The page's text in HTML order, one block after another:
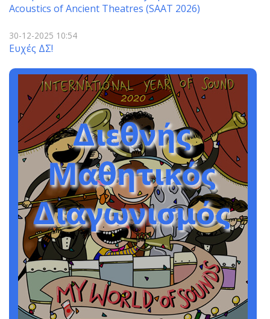
Acoustics of Ancient Theatres (SAAT 2026)
30-12-2025 10:54
Ευχές ΔΣ!